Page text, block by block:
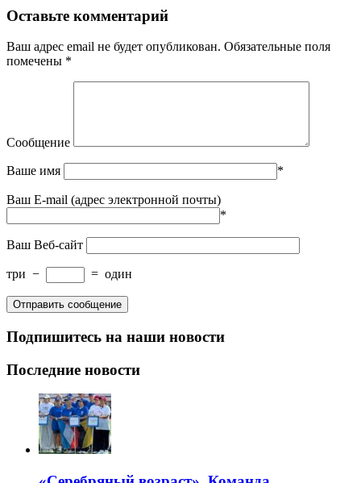
Оставьте комментарий
Ваш адрес email не будет опубликован. Обязательные поля
помечены *
Сообщение
Ваше имя *
Ваш E-mail (адрес электронной почты)
*
Ваш Веб-сайт
три − = один
Подпишитесь на наши новости
Последние новости